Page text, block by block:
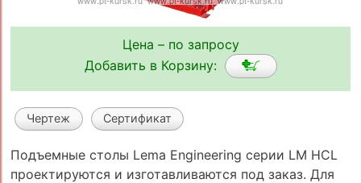
Цена – по запросу
Добавить в Корзину:
Чертеж Сертификат
Подъемные столы Lema Engineering серии LM HCL
проектируются и изготавливаются под заказ. Для